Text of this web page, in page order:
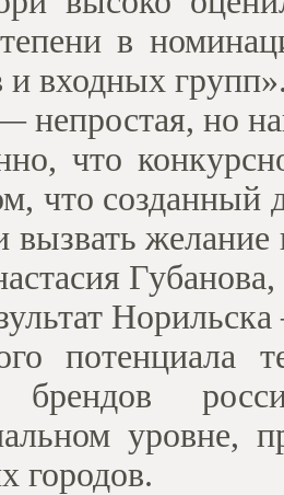
в
и входных
непростая, но
что
что созданный
вызвать
потенциала
брендов
уровне,
городов.